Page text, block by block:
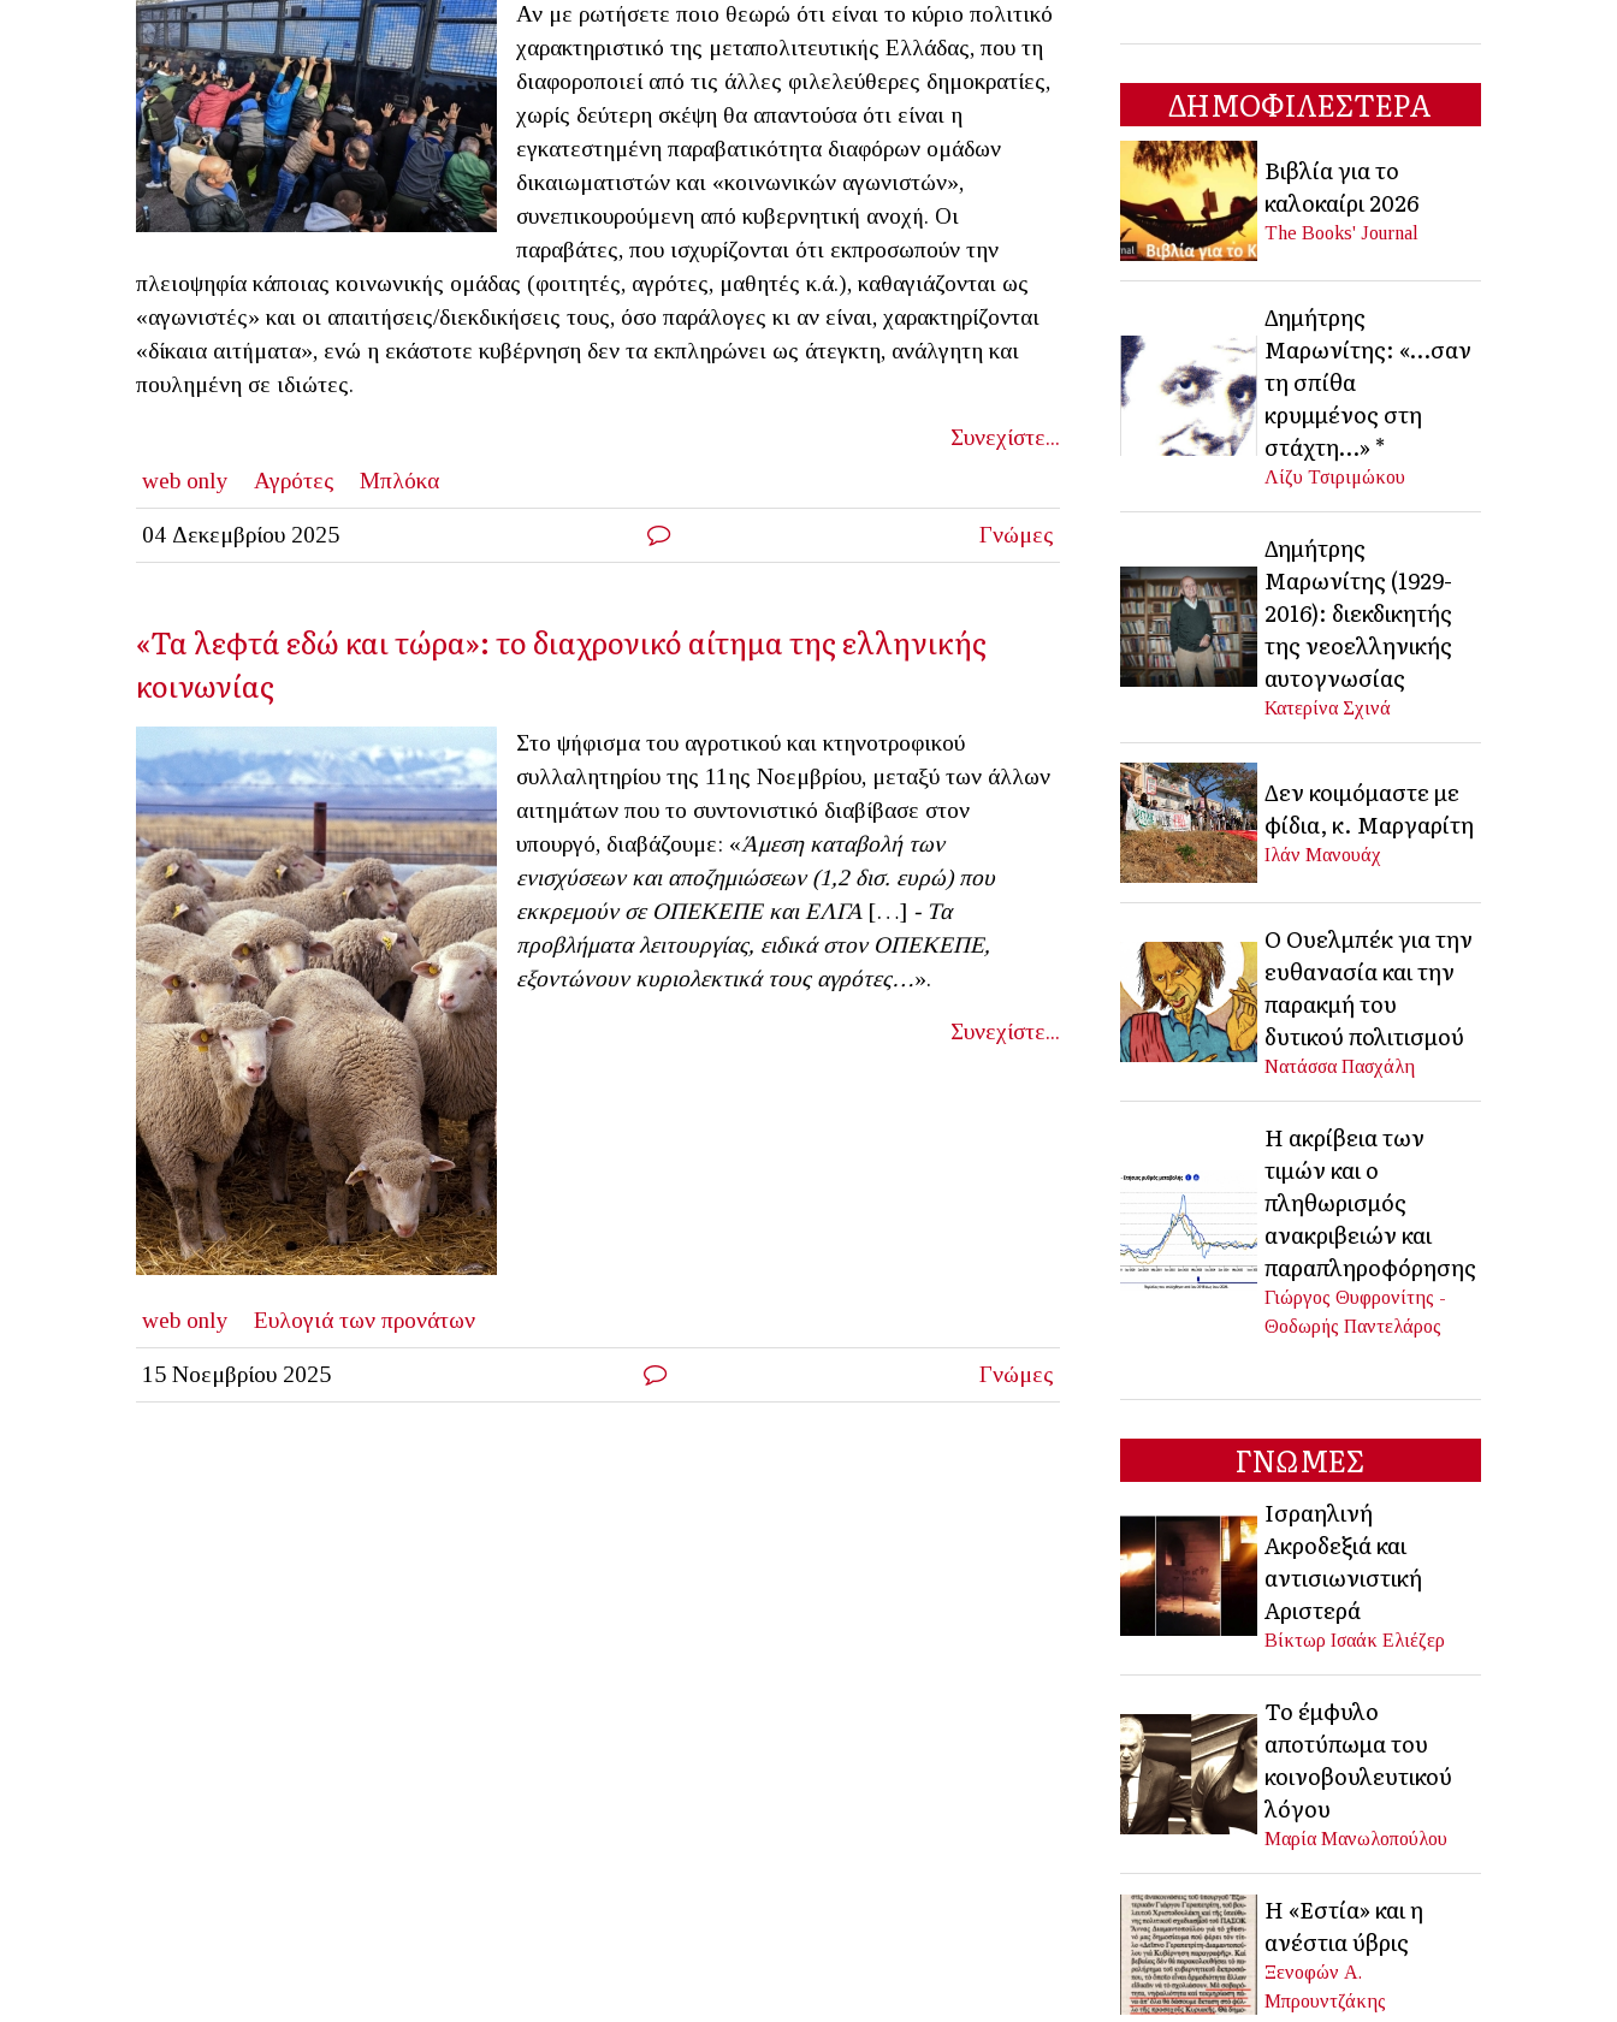
Αν με ρωτήσετε ποιο θεωρώ ότι είναι το κύριο πολιτικό
χαρακτηριστικό της μεταπολιτευτικής Ελλάδας, που τη
διαφοροποιεί από τις άλλες φιλελεύθερες δημοκρατίες,
χωρίς δεύτερη σκέψη θα απαντούσα ότι είναι η
εγκατεστημένη παραβατικότητα διαφόρων ομάδων
δικαιωματιστών και «κοινωνικών αγωνιστών»,
συνεπικουρούμενη από κυβερνητική ανοχή. Οι
παραβάτες, που ισχυρίζονται ότι εκπροσωπούν την
πλειοψηφία κάποιας κοινωνικής ομάδας (φοιτητές, αγρότες, μαθητές κ.ά.), καθαγιάζονται ως
«αγωνιστές» και οι απαιτήσεις/διεκδικήσεις τους, όσο παράλογες κι αν είναι, χαρακτηρίζονται
«δίκαια αιτήματα», ενώ η εκάστοτε κυβέρνηση δεν τα εκπληρώνει ως άτεγκτη, ανάλγητη και
πουλημένη σε ιδιώτες.
Συνεχίστε...
web only
Αγρότες Μπλόκα
04 Δεκεμβρίου 2025 Γνώμες
«Τα λεφτά εδώ και τώρα»: το διαχρονικό αίτημα της ελληνικής
κοινωνίας
Στο ψήφισμα του αγροτικού και κτηνοτροφικού
συλλαλητηρίου της 11ης Νοεμβρίου, μεταξύ των άλλων
αιτημάτων που το συντονιστικό διαβίβασε στον
υπουργό, διαβάζουμε: «Άμεση καταβολή των
ενισχύσεων και αποζημιώσεων (1,2 δισ. ευρώ) που
εκκρεμούν σε ΟΠΕΚΕΠΕ και ΕΛΓΑ […] - Τα
προβλήματα λειτουργίας, ειδικά στον ΟΠΕΚΕΠΕ,
εξοντώνουν κυριολεκτικά τους αγρότες…».
Συνεχίστε...
web only Ευλογιά των προνάτων
15 Νοεμβρίου 2025 Γνώμες
ΔΗΜΟΦΙΛΕΣΤΕΡΑ
Βιβλία για το
καλοκαίρι 2026
The Books' Journal
Δημήτρης
Μαρωνίτης: «…σαν
τη σπίθα
κρυμμένος στη
στάχτη…» *
Λίζυ Τσιριμώκου
Δημήτρης
Μαρωνίτης (1929-
2016): διεκδικητής
της νεοελληνικής
αυτογνωσίας
Κατερίνα Σχινά
Δεν κοιμόμαστε με
φίδια, κ. Μαργαρίτη
Ιλάν Μανουάχ
Ο Ουελμπέκ για την
ευθανασία και την
παρακμή του
δυτικού πολιτισμού
Νατάσσα Πασχάλη
Η ακρίβεια των
τιμών και ο
πληθωρισμός
ανακριβειών και
παραπληροφόρησης
Γιώργος Θυφρονίτης -
Θοδωρής Παντελάρος
ΓΝΩΜΕΣ
Ισραηλινή
Ακροδεξιά και
αντισιωνιστική
Αριστερά
Βίκτωρ Ισαάκ Ελιέζερ
Το έμφυλο
αποτύπωμα του
κοινοβουλευτικού
λόγου
Μαρία Μανωλοπούλου
Η «Εστία» και η
ανέστια ύβρις
Ξενοφών Α.
Μπρουντζάκης